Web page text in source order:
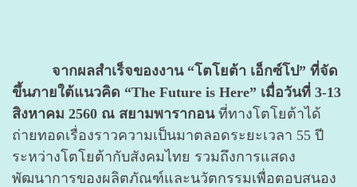
จากผลสำเร็จของงาน “โตโยต้า เอ็กซ์โป” ที่จัด
ขึ้นภายใต้แนวคิด “The Future is Here” เมื่อวันที่ 3-13
สิงหาคม 2560 ณ สยามพารากอนที่ทางโตโยต้าได้
ถ่ายทอดเรื่องราวความเป็นมาตลอดระยะเวลา 55 ปี
ระหว่างโตโยต้ากับสังคมไทย รวมถึงการแสดง
พัฒนาการของผลิตภัณฑ์และนวัตกรรมเพื่อตอบสนอง